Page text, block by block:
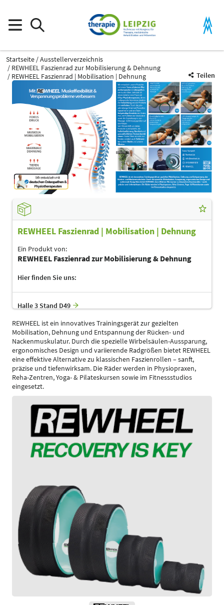
Startseite
Ausstellerverzeichnis
REWHEEL Faszienrad zur Mobilisierung & Dehnung
REWHEEL Faszienrad | Mobilisation | Dehnung
Teilen
REWHEEL Faszienrad | Mobilisation | Dehnung
Ein Produkt von:
REWHEEL Faszienrad zur Mobilisierung & Dehnung
Hier finden Sie uns:
Halle 3 Stand D49
REWHEEL ist ein innovatives Trainingsgerät zur gezielten
Mobilisation, Dehnung und Entspannung der Rücken- und
Nackenmuskulatur. Durch die spezielle Wirbelsäulen-Aussparung,
ergonomisches Design und variierende Radgrößen bietet REWHEEL
eine effektive Alternative zu klassischen Faszienrollen – sanft,
präzise und tiefenwirksam. Die Räder werden in Physiopraxen,
Reha-Zentren, Yoga- & Pilateskursen sowie im Fitnessstudios
eingesetzt.